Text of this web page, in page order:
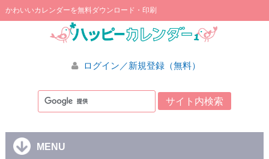
かわいいカレンダーを無料ダウンロード・印刷
ログイン／新規登録（無料）
MENU